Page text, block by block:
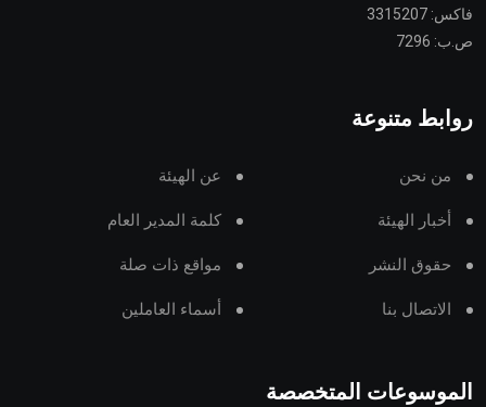
فاكس: 3315207
ص.ب: 7296
روابط متنوعة
من نحن عن الهيئة
أخبار الهيئة كلمة المدير العام
حقوق النشر مواقع ذات صلة
الاتصال بنا أسماء العاملين
الموسوعات المتخصصة